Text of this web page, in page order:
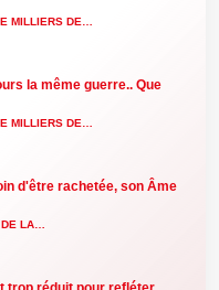
MILLIERS DE…
la même guerre.. Que
MILLIERS DE…
d'être rachetée, son Âme
DE LA…